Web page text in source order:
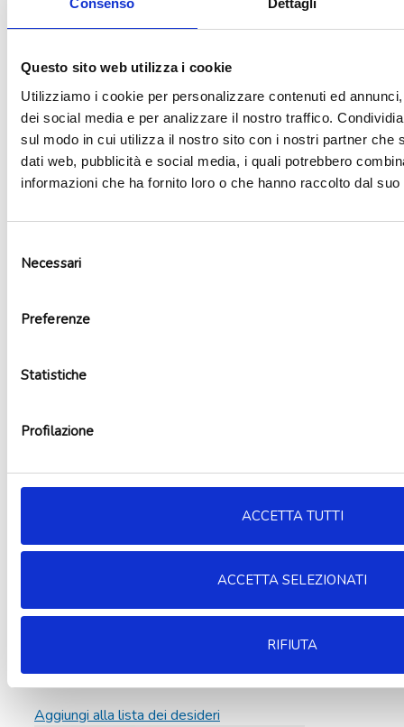
Consenso Dettagli
Questo sito web utilizza i cookie
Utilizziamo i cookie per personalizzare contenuti ed
dei social media e per analizzare il nostro traffico.
sul modo in cui utilizza il nostro sito con i nostri partner che
dati web, pubblicità e social media, i quali potrebbero
informazioni che ha fornito loro o che hanno raccolto dal
delNecessari
Preferenze
Statistiche
Profilazione
ACCETTA TUTTI
ACCETTA SELEZIONATI
RIFIUTA
Palloncino mylar heart love sfumatura
Aggiungi alla lista dei desideri